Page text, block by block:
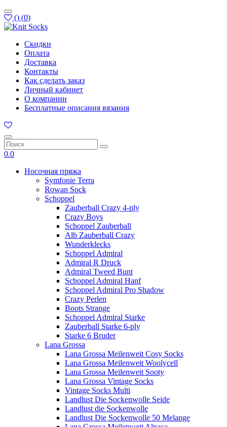
() (0)
Скидки
Оплата
Доставка
Контакты
Как сделать заказ
Личный кабинет
О компании
Бесплатные описания вязания
0.0
Носочная пряжа
Symfonie Terra
Rowan Sock
Schoppel
Zauberball Crazy 4-ply
Crazy Boys
Schoppel Zauberball
Alb Zauberball Crazy
Wunderklecks
Schoppel Admiral
Admiral R Druck
Admiral Tweed Bunt
Schoppel Admiral Hanf
Schoppel Admiral Pro Shadow
Crazy Perlen
Boots Strange
Schoppel Admiral Starke
Zauberball Starke 6-ply
Starke 6 Bruder
Lana Grossa
Lana Grossa Meilenweit Cosy Socks
Lana Grossa Meilenweit Woolycell
Lana Grossa Meilenweit Sooty
Lana Grossa Vintage Socks
Vintage Socks Multi
Landlust Die Sockenwolle Seide
Landlust die Sockenwolle
Landlust Die Sockenwolle 50 Melange